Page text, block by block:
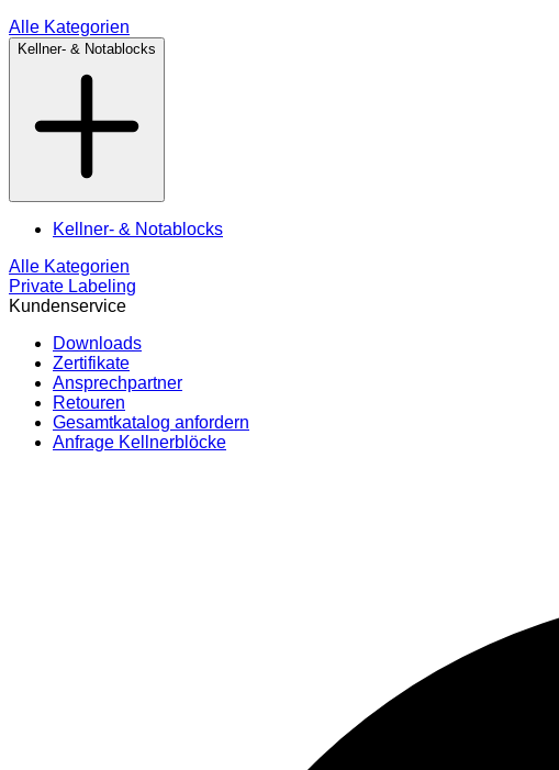
Alle Kategorien
Kellner- & Notablocks
Kellner- & Notablocks
Alle Kategorien
Private Labeling
Kundenservice
Downloads
Zertifikate
Ansprechpartner
Retouren
Gesamtkatalog anfordern
Anfrage Kellnerblöcke